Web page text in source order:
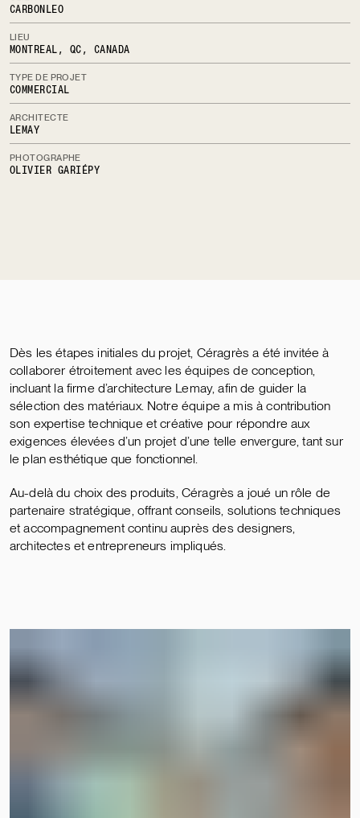
CARBONLEO
LIEU
MONTREAL, QC, CANADA
TYPE DE PROJET
COMMERCIAL
ARCHITECTE
LEMAY
PHOTOGRAPHE
OLIVIER GARIÉPY
Dès les étapes initiales du projet, Céragrès a été invitée à
collaborer étroitement avec les équipes de conception,
incluant la firme d’architecture Lemay, afin de guider la
sélection des matériaux. Notre équipe a mis à contribution
son expertise technique et créative pour répondre aux
exigences élevées d’un projet d’une telle envergure, tant sur
le plan esthétique que fonctionnel.
Au-delà du choix des produits, Céragrès a joué un rôle de
partenaire stratégique, offrant conseils, solutions techniques
et accompagnement continu auprès des designers,
architectes et entrepreneurs impliqués.